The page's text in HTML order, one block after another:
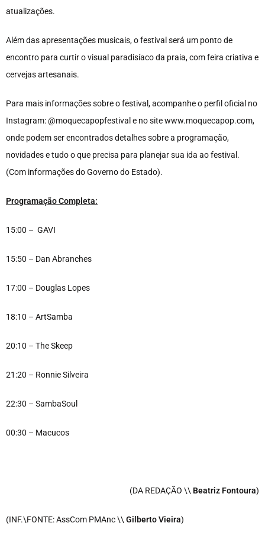
atualizações.
Além das apresentações musicais, o festival será um ponto de
encontro para curtir o visual paradisíaco da praia, com feira criativa e
cervejas artesanais.
Para mais informações sobre o festival, acompanhe o perfil oficial no
Instagram: @moquecapopfestival e no site www.moquecapop.com,
onde podem ser encontrados detalhes sobre a programação,
novidades e tudo o que precisa para planejar sua ida ao festival.
(Com informações do Governo do Estado).
Programação Completa:
15:00 – GAVI
15:50 – Dan Abranches
17:00 – Douglas Lopes
18:10 – ArtSamba
20:10 – The Skeep
21:20 – Ronnie Silveira
22:30 – SambaSoul
00:30 – Macucos
(DA REDAÇÃO \\ Beatriz Fontoura)
(INF.\FONTE: AssCom PMAnc \\ Gilberto Vieira)